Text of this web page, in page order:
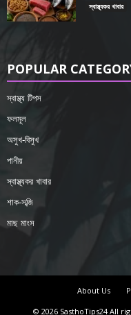
স্বাস্থ্যকর খাবার
POPULAR
স্বাস্থ্য টিপস
ফলমূল
অসুখ-বিসুখ
পানীয়
স্বাস্থ্যকর খাবার
শাক-সব্জি
মাছ মাংস
About Us
© 2026 SasthoTips24 All